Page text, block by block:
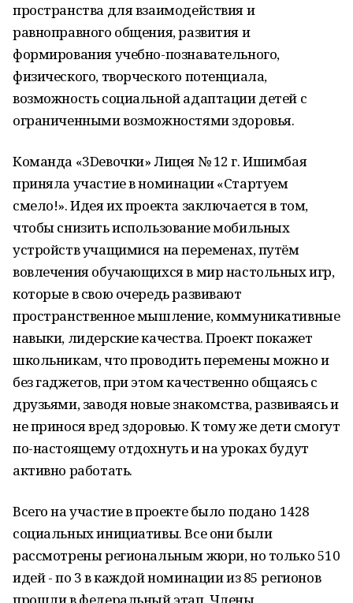
пространства для взаимодействия и
равноправного общения, развития и
формирования учебно-познавательного,
физического, творческого потенциала,
возможность социальной адаптации детей с
ограниченными возможностями здоровья.
Команда «3Dевочки» Лицея № 12 г. Ишимбая
приняла участие в номинации «Стартуем
смело!». Идея их проекта заключается в том,
чтобы снизить использование мобильных
устройств учащимися на переменах, путём
вовлечения обучающихся в мир настольных игр,
которые в свою очередь развивают
пространственное мышление, коммуникативные
навыки, лидерские качества. Проект покажет
школьникам, что проводить перемены можно и
без гаджетов, при этом качественно общаясь с
друзьями, заводя новые знакомства, развиваясь и
не принося вред здоровью. К тому же дети смогут
по-настоящему отдохнуть и на уроках будут
активно работать.
Всего на участие в проекте было подано 1428
социальных инициативы. Все они были
рассмотрены региональным жюри, но только 510
идей - по 3 в каждой номинации из 85 регионов